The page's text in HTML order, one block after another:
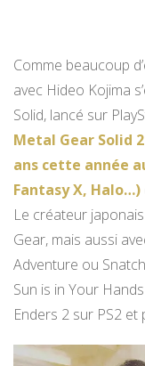
Comme beaucoup
avec Hideo Kojima
Solid, lancé sur
Metal Gear Solid
ans cette année
Fantasy X, Halo…)
Le créateur
Gear, mais aussi
Adventure ou
Sun is in Your
Enders 2 sur PS2